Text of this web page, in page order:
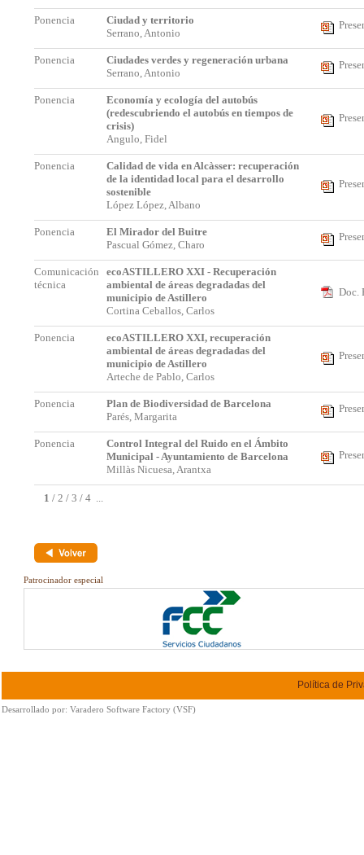
Ponencia
Ciudad y territorio
Serrano, Antonio
Ponencia
Ciudades verdes y regeneración urbana
Serrano, Antonio
Ponencia
Economía y ecología del autobús
(redescubriendo el autobús en tiempos de
crisis)
Angulo, Fidel
Ponencia
Calidad de vida en Alcàsser: recuperación
de la identidad local para el desarrollo
sostenible
López López, Albano
Ponencia
El Mirador del Buitre
Pascual Gómez, Charo
Comunicación
técnica
ecoASTILLERO XXI - Recuperación
ambiental de áreas degradadas del
municipio de Astillero
Cortina Ceballos, Carlos
Doc.
Ponencia
ecoASTILLERO XXI, recuperación
ambiental de áreas degradadas del
municipio de Astillero
Arteche de Pablo, Carlos
Ponencia
Plan de Biodiversidad de Barcelona
Parés, Margarita
Ponencia
Control Integral del Ruido en el Ámbito
Municipal - Ayuntamiento de Barcelona
Millàs Nicuesa, Arantxa
1 / 2 / 3 / 4 ...
Patrocinador especial
Política de
Desarrollado por: Varadero Software Factory (VSF)